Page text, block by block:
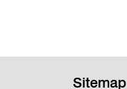
Sitemap